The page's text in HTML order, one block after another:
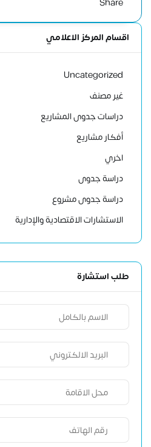
اقسام المركز الاعلامي
Uncategorized
غير مصنف
دراسات جدوى المشاريع
أفكار مشاريع
اخري
دراسة جدوى
دراسة جدوى مشروع
الاستشارات الاقتصادية والإدارية
طلب استشارة